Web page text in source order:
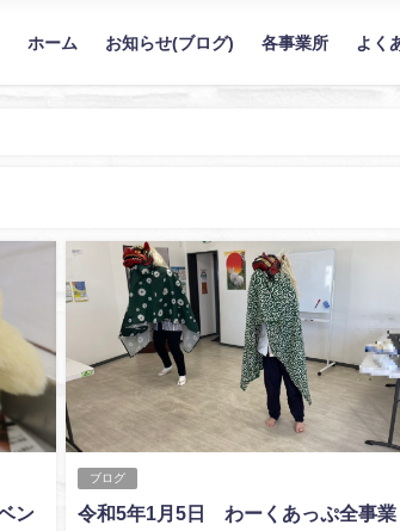
ホーム お知らせ(ブログ) 各事業所 よく
社会福祉施設（立川市/福生市/羽村市/瑞穂町）（立川
ン
ブログ
令和5年1月5日 わーくあっぷ全事業